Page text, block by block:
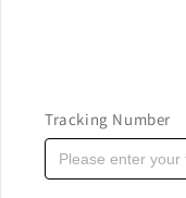
Tracking Number